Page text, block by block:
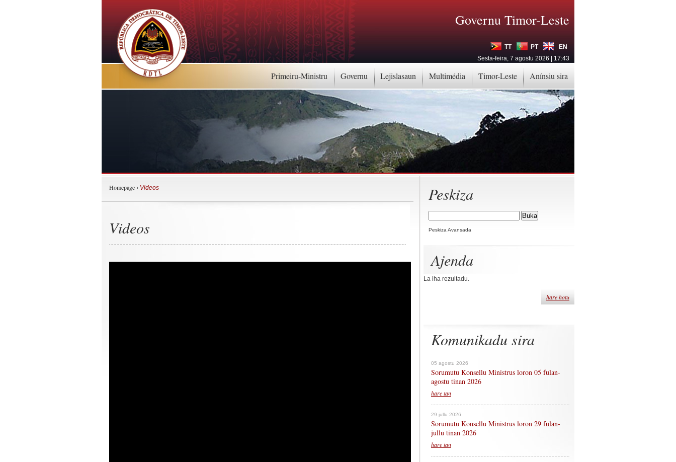
Primeiru-Ministru Governu Lejislasaun Multimédia Timor-Leste Anínsiu sira
Governu Timor-Leste
TT PT
EN
Sesta-feira, 7 agostu 2026 | 17:43
Peskiza
Peskiza Avansada
Ajenda
La iha rezultadu.
hare hotu
Komunikadu sira
05 agostu 2026
Sorumutu Konsellu Ministrus loron 05 fulan-
agostu tinan 2026
hare tan
29 jullu 2026
Sorumutu Konsellu Ministrus loron 29 fulan-
jullu tinan 2026
hare tan
Homepage › Videos
Videos